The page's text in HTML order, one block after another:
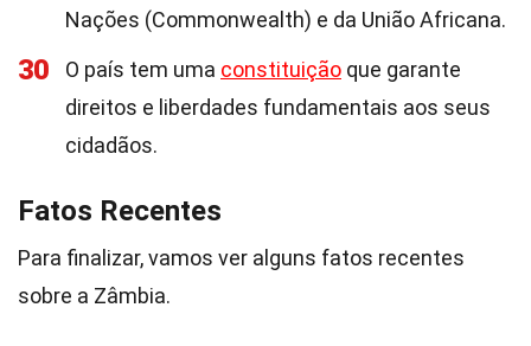
Nações (Commonwealth) e da União Africana.
30 O país tem uma constituição que garante
direitos e liberdades fundamentais aos seus
cidadãos.
Fatos Recentes
Para finalizar, vamos ver alguns fatos recentes
sobre a Zâmbia.